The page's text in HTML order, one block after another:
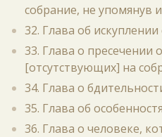
собрание, не упомянув
32. Глава об искуплении
33. Глава о пресечении
[отсутствующих] на
34. Глава о
35. Глава об
36. Глава о человеке,